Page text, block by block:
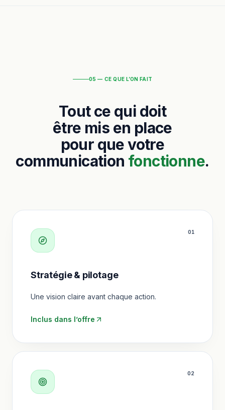
05 — CE QUE L’ON FAIT
Tout ce qui doit
être mis en place
pour que votre
communication fonctionne.
01
Stratégie & pilotage
Une vision claire avant chaque action.
Inclus dans l’offre
02